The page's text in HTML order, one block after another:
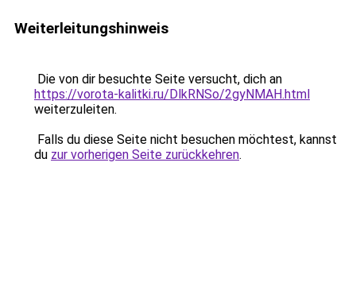
Weiterleitungshinweis
Die von dir besuchte Seite versucht, dich an
https://vorota-kalitki.ru/DlkRNSo/2gyNMAH.html
weiterzuleiten.
Falls du diese Seite nicht besuchen möchtest, kannst
du zur vorherigen Seite zurückkehren.